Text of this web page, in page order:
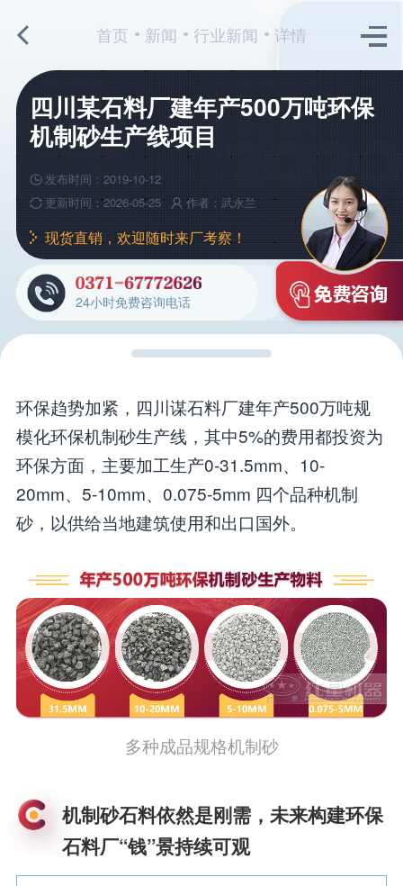
首页 新闻 行业新闻 详情
四川某石料厂建年产500万吨环保
机制砂生产线项目
发布时间：2019-10-12
更新时间：2026-05-25
作者：武永兰
现货直销，欢迎随时来厂考察！
24小时免费咨询电话
环保趋势加紧，四川谋石料厂建年产500万吨规
模化环保机制砂生产线，其中5%的费用都投资为
环保方面，主要加工生产0-31.5mm、10-
20mm、5-10mm、0.075-5mm 四个品种机制
砂，以供给当地建筑使用和出口国外。
多种成品规格机制砂
机制砂石料依然是刚需，未来构建环保
石料厂“钱”景持续可观